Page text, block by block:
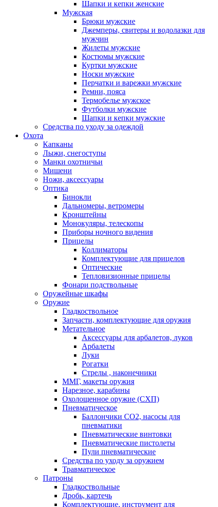
Шапки и кепки женские
Мужская
Брюки мужские
Джемперы, свитеры и водолазки для
мужчин
Жилеты мужские
Костюмы мужские
Куртки мужские
Носки мужские
Перчатки и варежки мужские
Ремни, пояса
Термобелье мужское
Футболки мужские
Шапки и кепки мужские
Средства по уходу за одеждой
Охота
Капканы
Лыжи, снегоступы
Манки охотничьи
Мишени
Ножи, аксессуары
Оптика
Бинокли
Дальномеры, ветромеры
Кронштейны
Монокуляры, телескопы
Приборы ночного видения
Прицелы
Коллиматоры
Комплектующие для прицелов
Оптические
Тепловизионные прицелы
Фонари подствольные
Оружейные шкафы
Оружие
Гладкоствольное
Запчасти, комплектующие для оружия
Метательное
Аксессуары для арбалетов, луков
Арбалеты
Луки
Рогатки
Стрелы , наконечники
ММГ, макеты оружия
Нарезное, карабины
Охолощенное оружие (СХП)
Пневматическое
Баллончики СО2, насосы для
пневматики
Пневматические винтовки
Пневматические пистолеты
Пули пневматические
Средства по уходу за оружием
Травматическое
Патроны
Гладкоствольные
Дробь, картечь
Комплектующие, инструмент для